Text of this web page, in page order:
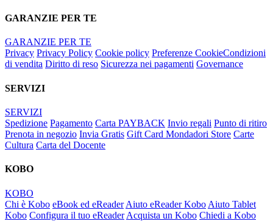
GARANZIE PER TE
GARANZIE PER TE
Privacy Privacy Policy Cookie policy Preferenze CookieCondizioni
di vendita Diritto di reso Sicurezza nei pagamenti Governance
SERVIZI
SERVIZI
Spedizione Pagamento Carta PAYBACK Invio regali Punto di ritiro
Prenota in negozio Invia Gratis Gift Card Mondadori Store Carte
Cultura Carta del Docente
KOBO
KOBO
Chi è Kobo eBook ed eReader Aiuto eReader Kobo Aiuto Tablet
Kobo Configura il tuo eReader Acquista un Kobo Chiedi a Kobo